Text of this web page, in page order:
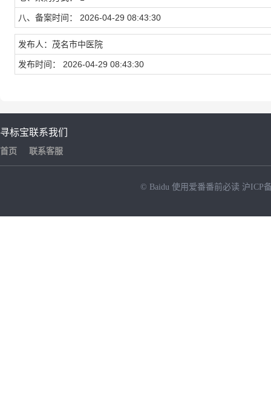
八、备案时间： 2026-04-29 08:43:30
发布人：茂名市中医院
发布时间： 2026-04-29 08:43:30
寻标宝
首页
联系我们
联系客服
© Baidu 使用爱番番前必读 沪ICP